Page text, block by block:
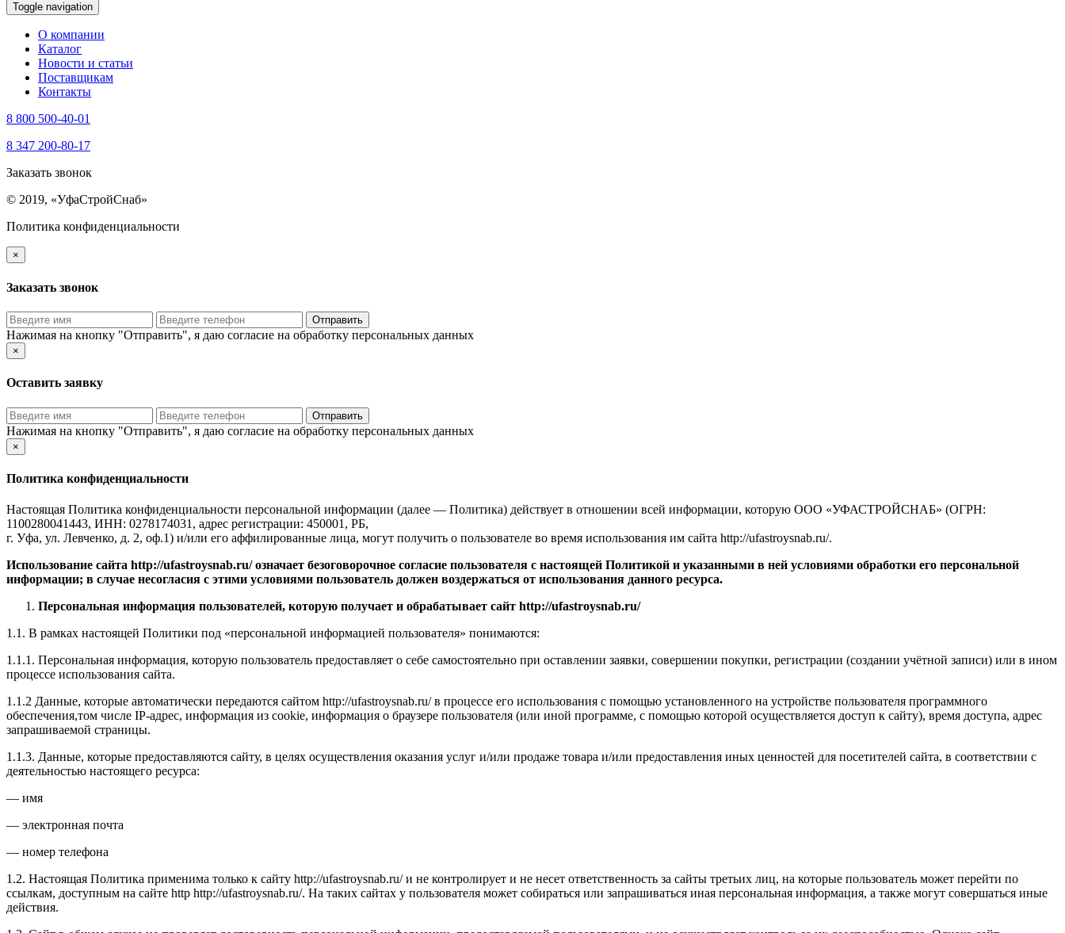
Toggle navigation
О компании
Каталог
Новости и статьи
Поставщикам
Контакты
8 800 500-40-01
8 347 200-80-17
Заказать звонок
© 2019, «УфаСтройСнаб»
Политика конфиденциальности
×
Заказать звонок
Нажимая на кнопку "Отправить", я даю согласие на обработку персональных данных
×
Оставить заявку
Нажимая на кнопку "Отправить", я даю согласие на обработку персональных данных
×
Политика конфиденциальности
Настоящая Политика конфиденциальности персональной информации (далее — Политика) действует в отношении всей информации, которую ООО «УФАСТРОЙСНАБ» (ОГРН:
1100280041443, ИНН: 0278174031, адрес регистрации: 450001, РБ,
г. Уфа, ул. Левченко, д. 2, оф.1) и/или его аффилированные лица, могут получить о пользователе во время использования им сайта http://ufastroysnab.ru/.
Использование сайта http://ufastroysnab.ru/ означает безоговорочное согласие пользователя с настоящей Политикой и указанными в ней условиями обработки его персональной
информации; в случае несогласия с этими условиями пользователь должен воздержаться от использования данного ресурса.
Персональная информация пользователей, которую получает и обрабатывает сайт http://ufastroysnab.ru/
1.1. В рамках настоящей Политики под «персональной информацией пользователя» понимаются:
1.1.1. Персональная информация, которую пользователь предоставляет о себе самостоятельно при оставлении заявки, совершении покупки, регистрации (создании учётной записи) или в ином
процессе использования сайта.
1.1.2 Данные, которые автоматически передаются сайтом http://ufastroysnab.ru/ в процессе его использования с помощью установленного на устройстве пользователя программного
обеспечения,том числе IP-адрес, информация из cookie, информация о браузере пользователя (или иной программе, с помощью которой осуществляется доступ к сайту), время доступа, адрес
запрашиваемой страницы.
1.1.3. Данные, которые предоставляются сайту, в целях осуществления оказания услуг и/или продаже товара и/или предоставления иных ценностей для посетителей сайта, в соответствии с
деятельностью настоящего ресурса:
— имя
— электронная почта
— номер телефона
1.2. Настоящая Политика применима только к сайту http://ufastroysnab.ru/ и не контролирует и не несет ответственность за сайты третьих лиц, на которые пользователь может перейти по
ссылкам, доступным на сайте http http://ufastroysnab.ru/. На таких сайтах у пользователя может собираться или запрашиваться иная персональная информация, а также могут совершаться иные
действия.